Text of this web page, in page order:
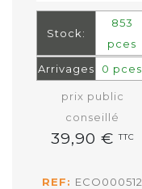
Stock:
853
pces
Arrivages
0 pces
prix public
conseillé
39,90 €TTC
REF: ECO000512